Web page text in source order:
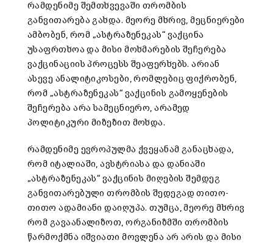
რამდენიმე შემთხვევაში თრომბის
განვითარება გახდა. მეორე მხრივ, მეცნიერები
ამბობენ, რომ „ასტრაზენეკას“ ვაქცინა
უსაფრთხოა და მისი მოხმარების შეჩერება
ვაქცინაციის პროცესს შეაფერხებს. არიან
ასევე ანალიტიკოსები, რომლებიც ფიქრობენ,
რომ „ასტრაზენეკას“ ვაქცინის გამოყენების
შეჩერება არა სამეცნიერო, არამედ
პოლიტიკური მიზეზით მოხდა.
რამდენიმე ევროპულმა ქვეყანამ განაცხადა,
რომ იტალიაში, ავსტრიასა და დანიაში
„ასტრაზენეკას“ ვაქცინის მიღების შემდეგ
განვითარებული თრომბის შედეგად თითო-
თითო ადამიანი დაიღუპა. თუმცა, მეორე მხრივ
რომ გავაანალიზოთ, ორგანიზმში თრომბის
წარმოქმნა იშვიათი მოვლენა არ არის და მისი